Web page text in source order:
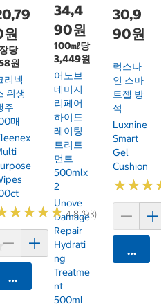
당
원
리넥
위생
주
매
★★★★
★★★★4.8 (93)
카트에 담기
34,4
90원
100㎖당
3,449원
어노브
데미지
리페어
하이드
레이팅
트리트
먼트
500mlx
2
Unove
Damage
Repair
Hydrati
Ng
Treatme
Nt
500ml
30,9
90원
럭스나
인 스마
트젤 방
석
Luxnine
Smart
Gel
Cushion
★★★
★★★
카트에